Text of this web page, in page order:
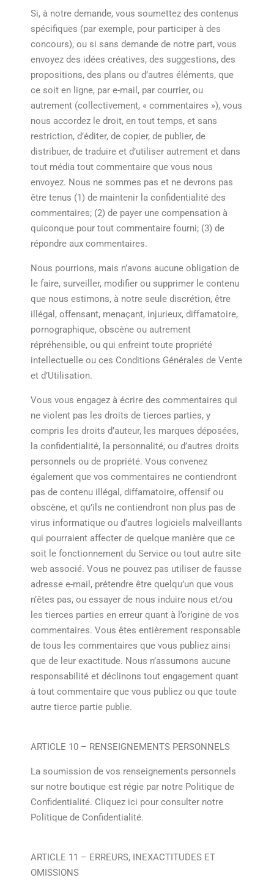
Si, à notre demande, vous soumettez des contenus
spécifiques (par exemple, pour participer à des
concours), ou si sans demande de notre part, vous
envoyez des idées créatives, des suggestions, des
propositions, des plans ou d’autres éléments, que
ce soit en ligne, par e-mail, par courrier, ou
autrement (collectivement, « commentaires »), vous
nous accordez le droit, en tout temps, et sans
restriction, d’éditer, de copier, de publier, de
distribuer, de traduire et d’utiliser autrement et dans
tout média tout commentaire que vous nous
envoyez. Nous ne sommes pas et ne devrons pas
être tenus (1) de maintenir la confidentialité des
commentaires; (2) de payer une compensation à
quiconque pour tout commentaire fourni; (3) de
répondre aux commentaires.
Nous pourrions, mais n’avons aucune obligation de
le faire, surveiller, modifier ou supprimer le contenu
que nous estimons, à notre seule discrétion, être
illégal, offensant, menaçant, injurieux, diffamatoire,
pornographique, obscène ou autrement
répréhensible, ou qui enfreint toute propriété
intellectuelle ou ces Conditions Générales de Vente
et d’Utilisation.
Vous vous engagez à écrire des commentaires qui
ne violent pas les droits de tierces parties, y
compris les droits d’auteur, les marques déposées,
la confidentialité, la personnalité, ou d’autres droits
personnels ou de propriété. Vous convenez
également que vos commentaires ne contiendront
pas de contenu illégal, diffamatoire, offensif ou
obscène, et qu’ils ne contiendront non plus pas de
virus informatique ou d’autres logiciels malveillants
qui pourraient affecter de quelque manière que ce
soit le fonctionnement du Service ou tout autre site
web associé. Vous ne pouvez pas utiliser de fausse
adresse e-mail, prétendre être quelqu’un que vous
n’êtes pas, ou essayer de nous induire nous et/ou
les tierces parties en erreur quant à l’origine de vos
commentaires. Vous êtes entièrement responsable
de tous les commentaires que vous publiez ainsi
que de leur exactitude. Nous n’assumons aucune
responsabilité et déclinons tout engagement quant
à tout commentaire que vous publiez ou que toute
autre tierce partie publie.
ARTICLE 10 – RENSEIGNEMENTS PERSONNELS
La soumission de vos renseignements personnels
sur notre boutique est régie par notre Politique de
Confidentialité. Cliquez ici pour consulter notre
Politique de Confidentialité.
ARTICLE 11 – ERREURS, INEXACTITUDES ET
OMISSIONS